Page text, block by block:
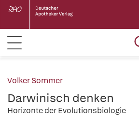
Volker Sommer
Darwinisch denken
Horizonte der Evolutionsbiologie